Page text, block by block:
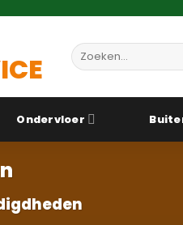
Zoeken
naar:
Ondervloer